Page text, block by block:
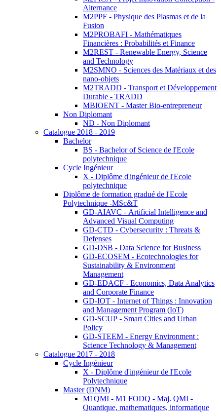
Alternance
M2PPF - Physique des Plasmas et de la
Fusion
M2PROBAFI - Mathématiques
Financières : Probabilités et Finance
M2REST - Renewable Energy, Science
and Technology
M2SMNO - Sciences des Matériaux et des
nano-objets
M2TRADD - Transport et Développement
Durable - TRADD
MBIOENT - Master Bio-entrepreneur
Non Diplomant
ND - Non Diplomant
Catalogue 2018 - 2019
Bachelor
BS - Bachelor of Science de l'Ecole
polytechnique
Cycle Ingénieur
X - Diplôme d'ingénieur de l'Ecole
polytechnique
Diplôme de formation gradué de l'Ecole
Polytechnique -MSc&T
GD-AIAVC - Artificial Intelligence and
Advanced Visual Computing
GD-CTD - Cybersecurity : Threats &
Defenses
GD-DSB - Data Science for Business
GD-ECOSEM - Ecotechnologies for
Sustainability & Environment
Management
GD-EDACF - Economics, Data Analytics
and Corporate Finance
GD-IOT - Internet of Things : Innovation
and Management Program (IoT)
GD-SCUP - Smart Cities and Urban
Policy
GD-STEEM - Energy Environment :
Science Technology & Management
Catalogue 2017 - 2018
Cycle Ingénieur
X - Diplôme d'ingénieur de l'Ecole
Polytechnique
Master (DNM)
M1QMI - M1 FODQ - Maj. QMI -
Quantique, mathematiques, informatique